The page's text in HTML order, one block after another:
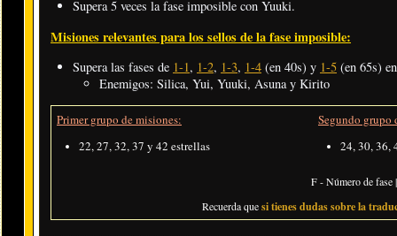
Supera 5 veces la fase imposible con Yuuki.
Misiones relevantes para los sellos de la fase imposible:
Supera las fases de 1-1, 1-2, 1-3, 1-4 (en 40s) y 1-5 (en 65s)
Enemigos: Silica, Yui, Yuuki, Asuna y Kirito
Primer grupo de misiones:
22, 27, 32, 37 y 42 estrellas
Segundo grupo
24, 30, 36,
F - Número de fase
Recuerda quesi tienes dudas sobre la